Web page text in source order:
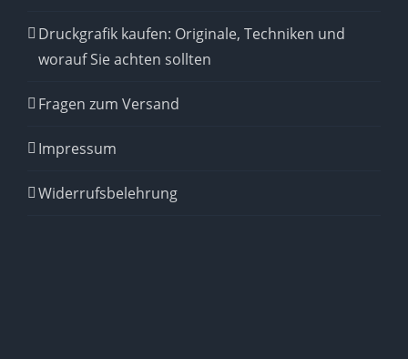
Druckgrafik kaufen: Originale, Techniken und
worauf Sie achten sollten
Fragen zum Versand
Impressum
Widerrufsbelehrung